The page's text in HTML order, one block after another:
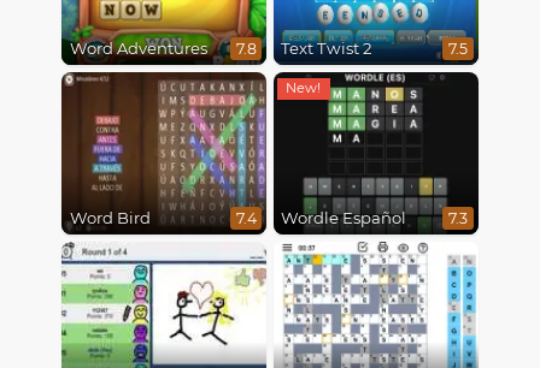
Word Adventures 7.8 Text Twist 2 7.5
Word Bird 7.4 Wordle Español 7.3